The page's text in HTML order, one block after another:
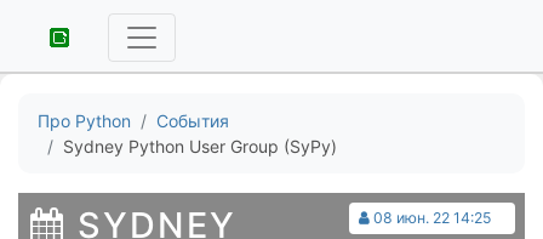
Про Python
События
Sydney Python User Group (SyPy)
08 июн. 22 14:25
SYDNEY